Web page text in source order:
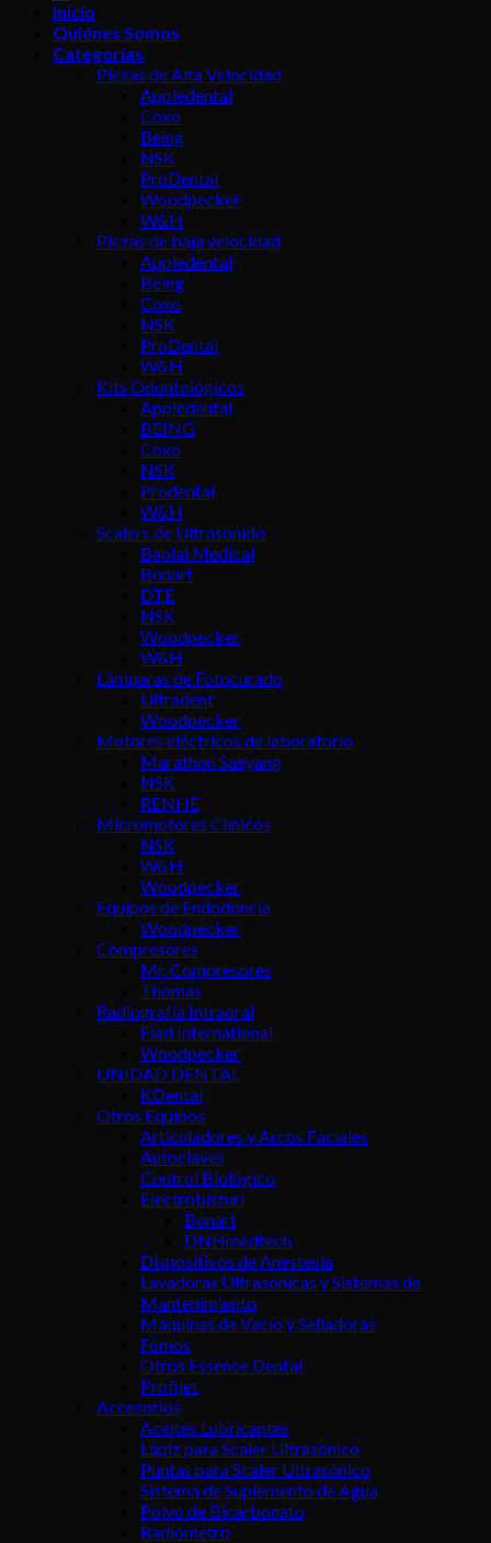
Inicio
Quiénes Somos
Categorías
Piezas de Alta Velocidad
Appledental
Coxo
Being
NSK
ProDental
Woodpecker
W&H
Piezas de baja velocidad
Appledental
Being
Coxo
NSK
ProDental
W&H
Kits Odontológicos
Appledental
BEING
Coxo
NSK
Prodental
W&H
Scalers de Ultrasonido
Baolai Medical
Bonart
DTE
NSK
Woodpecker
W&H
Lámparas de Fotocurado
Ultradent
Woodpecker
Motores eléctricos de laboratorio
Marathon Saeyang
NSK
RENHE
Micromotores Clínicos
NSK
W&H
Woodpecker
Equipos de Endodoncia
Woodpecker
Compresores
Mr. Compresores
Thomas
Radiografía Intraoral
Fiad International
Woodpecker
UNIDAD DENTAL
KDental
Otros Equipos
Articuladores y Arcos Faciales
Autoclaves
Control Biológico
Electrobisturí
Bonart
DNHmedtech
Dispositivos de Anestesia
Lavadoras Ultrasónicas y Sistemas de
Mantenimiento
Máquinas de Vacío y Selladoras
Fomos
Otros Essence Dental
Profijet
Accesorios
Aceites Lubricantes
Lápiz para Scaler Ultrasónico
Puntas para Scaler Ultrasónico
Sistema de Suplemento de Agua
Polvo de Bicarbonato
Radiómetro